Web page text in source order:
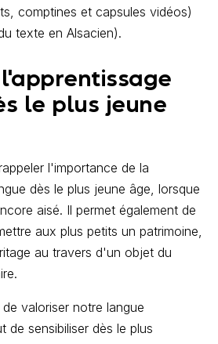
comptines et capsules vidéos)
texte en Alsacien).
le plus jeune
l'importance de la
dès le plus jeune âge, lorsque
aisé. Il permet également de
aux plus petits un patrimoine,
au travers d'un objet du
valoriser notre langue
de sensibiliser dès le plus